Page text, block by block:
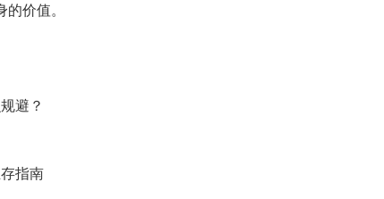
价值。
避？
指南